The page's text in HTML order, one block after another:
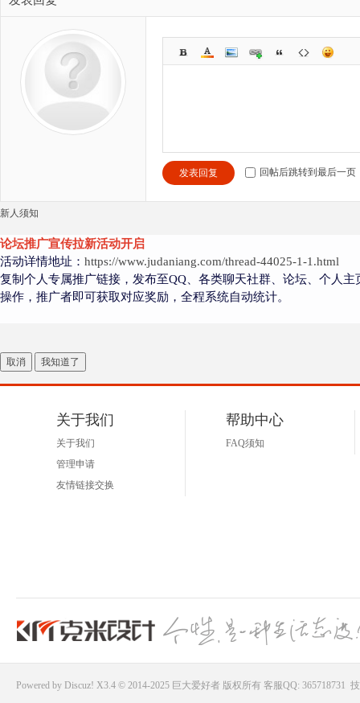
发表回复 回帖后跳转到最后一页
新人须知
论坛推广宣传拉新活动开启
活动详情地址： https://www.judaniang.com/thread-44025-1-1.html
复制个人专属推广链接，发布至QQ、各类聊天社群、论坛、个人
操作，推广者即可获取对应奖励，全程系统自动统计。
取消 我知道了
关于我们
关于我们
管理申请
友情链接交换
帮助中心
FAQ须知
Powered by Discuz! X3.4 © 2014-2025 巨大爱好者版权所有 客服QQ: 365718731